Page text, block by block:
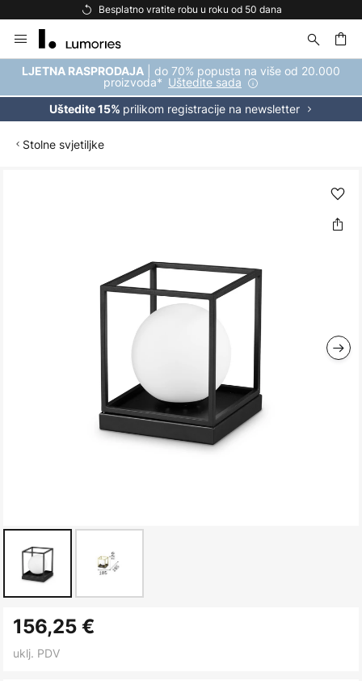
Besplatno vratite robu u roku od 50 dana
to
Content
LJETNA RASPRODAJA | do 70% popusta na više od 20.000
proizvoda* Uštedite sada
Uštedite 15% prilikom registracije na newsletter
Stolne svjetiljke
to
the
156,25 €
uklj. PDV